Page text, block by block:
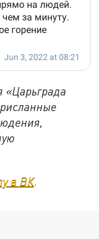
«Царьграда
в ВК.